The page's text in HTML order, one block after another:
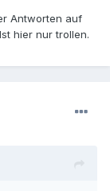
Antworten auf
hier nur trollen.